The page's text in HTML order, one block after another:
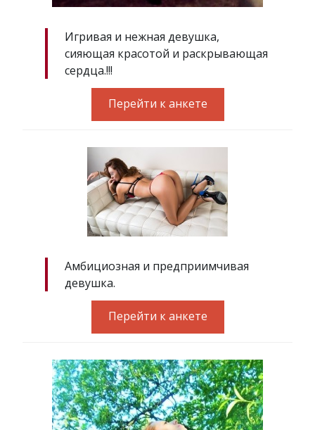
Игривая и нежная девушка,
сияющая красотой и раскрывающая
сердца.!!!
Перейти к анкете
Амбициозная и предприимчивая
девушка.
Перейти к анкете